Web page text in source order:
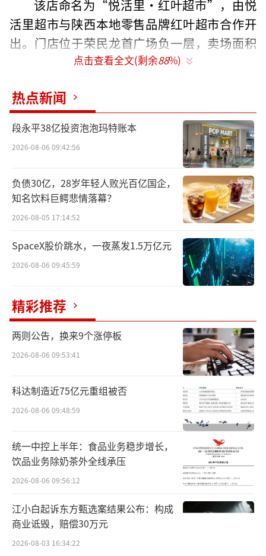
该店命名为“悦活里·红叶超市”，由悦
活里超市与陕西本地零售品牌红叶超市合作开
出。门店位于荣民龙首广场负一层，卖场面积
约6000平米。整体风格定位与悦活里超市已有
十余年。
“该店将秉承悦活里超市的核心理念，依
托湖北悦联集团（悦活里超市母公司）的供应
链优势，发挥红叶公司的优良传统和地缘优
势，倾力打造让顾客喜悦的全新超市。”官方
公开介绍道。
悦活里超市成立于2017年，是湖北区域商
超好邻居集团推出的全新业态。品牌定位为精
致社区商业，面向中高端客群。该品牌自2018
徽、江苏两省。目前，共开出了20余家门店。
值得关注的是，悦活里超市在经营中打造
出了“菜场+美食街+超市”的创新模式，并借
此形成了差异化竞争力。在当前的零售行业
中，悦活里超市已是不可忽视的零售新势力之
一。
红叶超市则长期深耕于西安市场，成立至
今已有28年时间。目前，在西安共经营3家门
店，且以2000平米以下社区店为主。近期，公
司还关停了位于凤城七路的门店。
有知情人士表示，在此次合作中，悦活里
点击查看全文(剩余88%)
热点新闻
段永平38亿投资泡泡玛特账本
2026-08-06 09:42:56
负债30亿，28岁年轻人败光百亿国企，
知名饮料巨鳄悲情落幕？
2026-08-05 17:14:52
SpaceX股价跳水，一夜蒸发1.5万亿元
2026-08-06 09:45:59
精彩推荐
两则公告，换来9个涨停板
2026-08-06 09:53:41
科达制造近75亿元重组被否
2026-08-06 09:48:59
统一中控上半年：食品业务稳步增长，
饮品业务除奶茶外全线承压
2026-08-06 09:56:12
江小白起诉东方甄选案结果公布：构成
商业诋毁，赔偿30万元
2026-08-03 16:34:22